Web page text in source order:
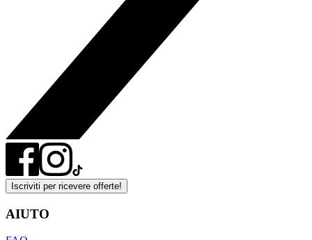
Iscriviti per ricevere offerte!
AIUTO